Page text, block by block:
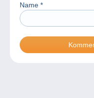
Name *